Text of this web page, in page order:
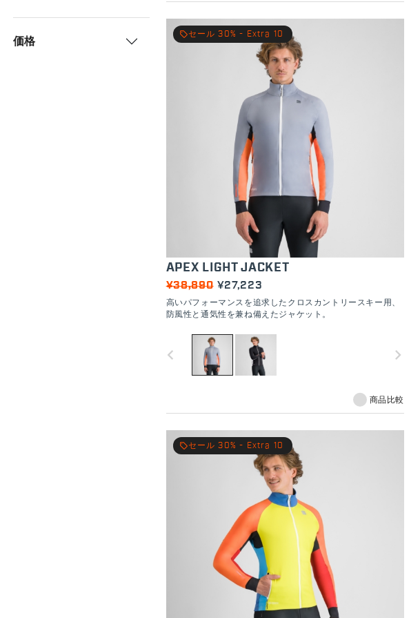
価格
local_offerセール 30% - Extra 10
APEX LIGHT JACKET
¥38,890 ¥27,223
高いパフォーマンスを追求したクロスカントリースキー用、
防風性と通気性を兼ね備えたジャケット。
navigate_before navigate_next
商品比較
local_offerセール 30% - Extra 10